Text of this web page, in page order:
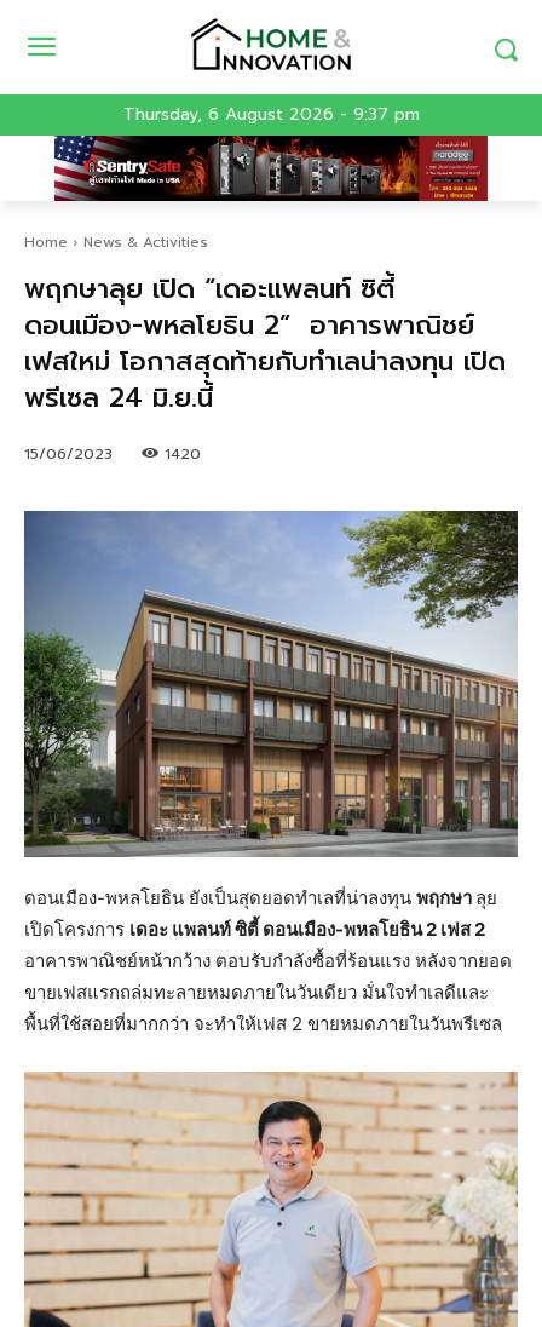
Thursday, 6 August 2026 - 9:37 pm
Home News & Activities
พฤกษาลุย เปิด “เดอะแพลนท์ ซิตี้
ดอนเมือง-พหลโยธิน 2” อาคารพาณิชย์
เฟสใหม่ โอกาสสุดท้ายกับทำเลน่าลงทุน เปิด
พรีเซล 24 มิ.ย.นี้
15/06/2023 1420
ดอนเมือง-พหลโยธิน ยังเป็นสุดยอดทำเลที่น่าลงทุน พฤกษา ลุย
เปิดโครงการ เดอะ แพลนท์ ซิตี้ ดอนเมือง-พหลโยธิน 2 เฟส 2
อาคารพาณิชย์หน้ากว้าง ตอบรับกำลังซื้อที่ร้อนแรง หลังจากยอด
ขายเฟสแรกถล่มทะลายหมดภายในวันเดียว มั่นใจทำเลดีและ
พื้นที่ใช้สอยที่มากกว่า จะทำให้เฟส 2 ขายหมดภายในวันพรีเซล